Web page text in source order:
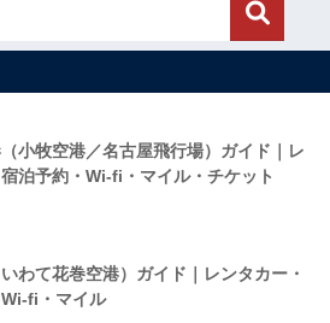
小牧空港／名古屋飛行場）ガイド｜レ
泊予約・Wi-fi・マイル・チケット
わて花巻空港）ガイド｜レンタカー・
fi・マイル